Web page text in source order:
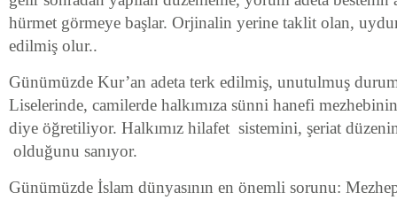
hürmet görmeye başlar. Orjinalin yerine taklit olan,
edilmiş olur..
Günümüzde Kur’an adeta terk edilmiş, unutulmuş
Liselerinde, camilerde halkımıza sünni hanefi
diye öğretiliyor. Halkımız hilafet sistemini, şeriat
olduğunu sanıyor.
Günümüzde İslam dünyasının en önemli sorunu: